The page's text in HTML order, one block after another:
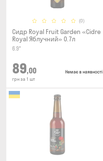
(0)
Сидр Royal Fruit Garden «Cidre
Royal Яблучний» 0.7л
6.9°
89,00
грн за 1 шт
Немає в наявності